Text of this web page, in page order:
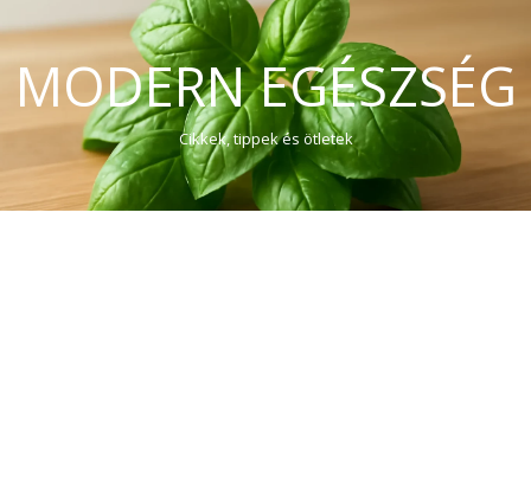
MODERN EGÉSZSÉG
Cikkek, tippek és ötletek